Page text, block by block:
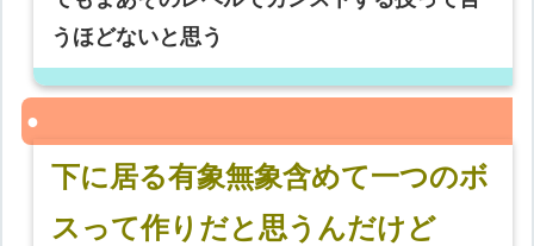
うほどないと思う
下に居る有象無象含めて一つのボ
スって作りだと思うんだけど